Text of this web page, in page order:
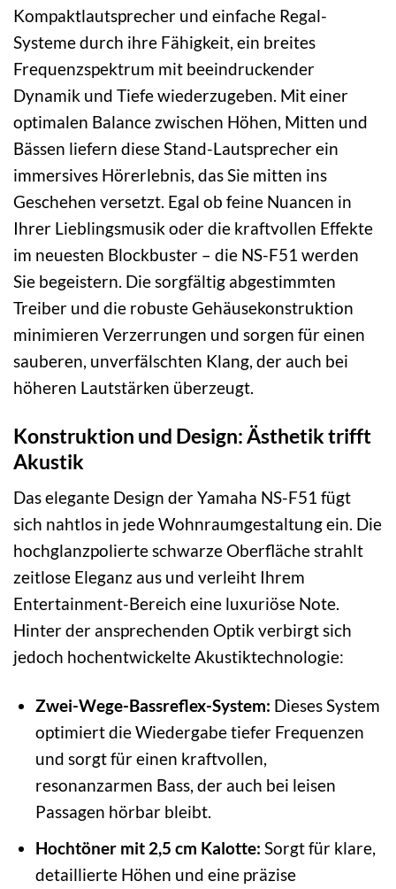
Kompaktlautsprecher und einfache Regal-
Systeme durch ihre Fähigkeit, ein breites
Frequenzspektrum mit beeindruckender
Dynamik und Tiefe wiederzugeben. Mit einer
optimalen Balance zwischen Höhen, Mitten und
Bässen liefern diese Stand-Lautsprecher ein
immersives Hörerlebnis, das Sie mitten ins
Geschehen versetzt. Egal ob feine Nuancen in
Ihrer Lieblingsmusik oder die kraftvollen Effekte
im neuesten Blockbuster – die NS-F51 werden
Sie begeistern. Die sorgfältig abgestimmten
Treiber und die robuste Gehäusekonstruktion
minimieren Verzerrungen und sorgen für einen
sauberen, unverfälschten Klang, der auch bei
höheren Lautstärken überzeugt.
Konstruktion und Design: Ästhetik trifft
Akustik
Das elegante Design der Yamaha NS-F51 fügt
sich nahtlos in jede Wohnraumgestaltung ein. Die
hochglanzpolierte schwarze Oberfläche strahlt
zeitlose Eleganz aus und verleiht Ihrem
Entertainment-Bereich eine luxuriöse Note.
Hinter der ansprechenden Optik verbirgt sich
jedoch hochentwickelte Akustiktechnologie:
Zwei-Wege-Bassreflex-System: Dieses System
optimiert die Wiedergabe tiefer Frequenzen
und sorgt für einen kraftvollen,
resonanzarmen Bass, der auch bei leisen
Passagen hörbar bleibt.
Hochtöner mit 2,5 cm Kalotte: Sorgt für klare,
detaillierte Höhen und eine präzise